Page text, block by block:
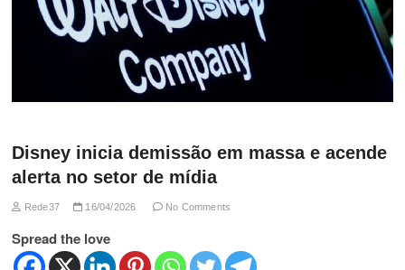
Disney inicia demissão em massa e acende
alerta no setor de mídia
Rede37 16/04/2026 No Comments
Spread the love